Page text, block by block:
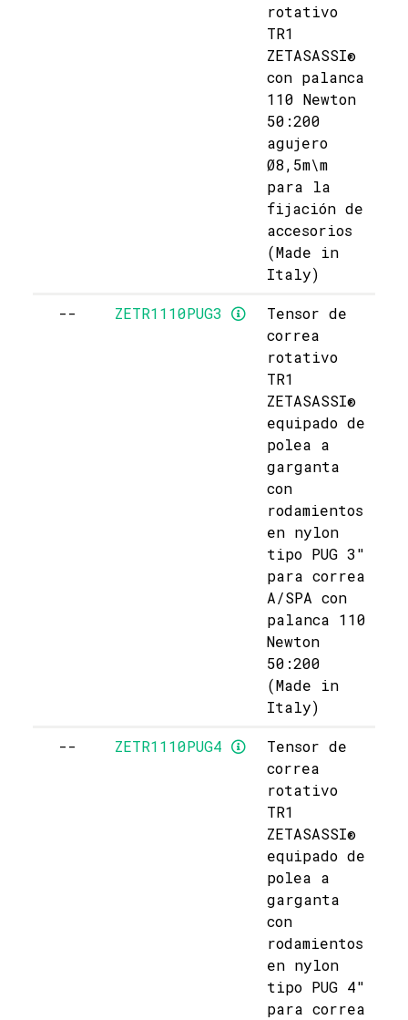
rotativo
TR1
ZETASASSI®
con palanca
110 Newton
50:200
agujero
Ø8,5m\m
para la
fijación de
accesorios
(Made in
Italy)
-- ZETR1110PUG3
Tensor de
correa
rotativo
TR1
ZETASASSI®
equipado de
polea a
garganta
con
rodamientos
en nylon
tipo PUG 3"
para correa
A/SPA con
palanca 110
Newton
50:200
(Made in
Italy)
-- ZETR1110PUG4
Tensor de
correa
rotativo
TR1
ZETASASSI®
equipado de
polea a
garganta
con
rodamientos
en nylon
tipo PUG 4"
para correa